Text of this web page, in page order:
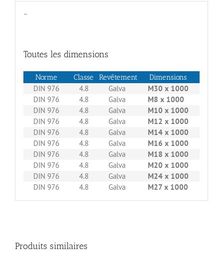
–
Toutes les dimensions
Norme Classe Revêtement Dimensions
DIN 976 4.8 Galva M30 x 1000
DIN 976
4.8 Galva M8 x 1000
DIN 976
4.8 Galva M10 x 1000
DIN 976
4.8 Galva M12 x 1000
DIN 976
4.8 Galva M14 x 1000
DIN 976
4.8 Galva M16 x 1000
DIN 976
4.8 Galva M18 x 1000
DIN 976
4.8 Galva M20 x 1000
DIN 976
4.8 Galva M24 x 1000
DIN 976
4.8 Galva M27 x 1000
Produits similaires